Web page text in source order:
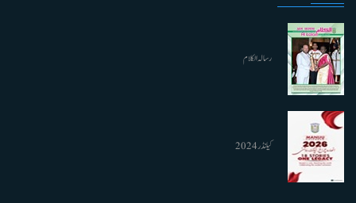
رسالہ الکلام
کیلنڈر 2024